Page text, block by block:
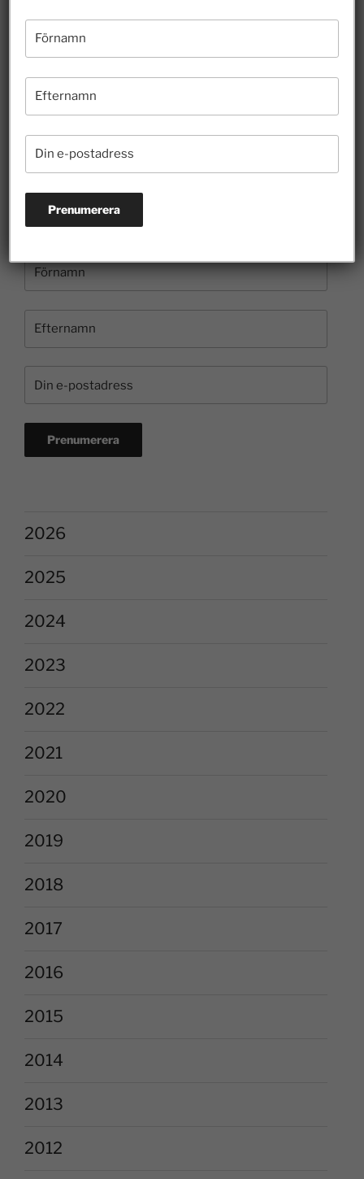
26 juli 2026
Hur länge ska felaktigheter få styra skoldebatten?
10 juli 2026
Borgvik illustrerar hur entreprenörer bidrar till
kulturen
3 juli 2026
2026
2025
2024
2023
2022
2021
2020
2019
2018
2017
2016
2015
2014
2013
2012